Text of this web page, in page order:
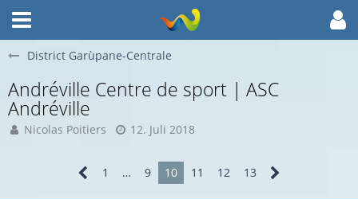
District Garùpane-Centrale
Andréville Centre de sport | ASC
Andréville
Nicolas Poitiers 12. Juli 2018
1 … 9 10 11 12 13